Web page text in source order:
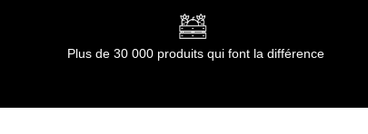
Plus de 30 000 produits qui font la différence